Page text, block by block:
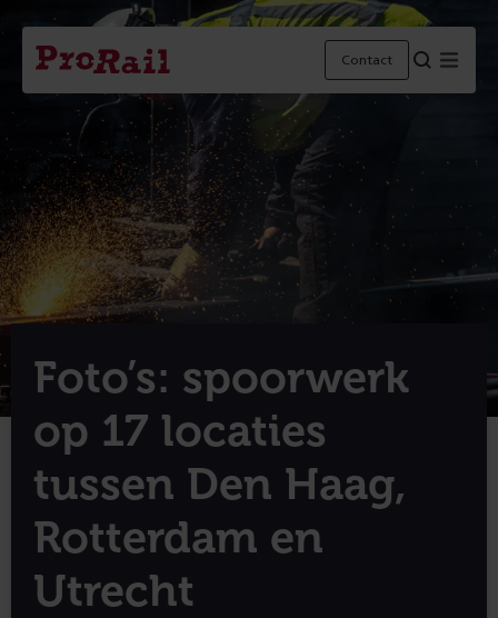
Navigatie
Homepage
ProRail
Contact
Foto’s: spoorwerk
op 17 locaties
tussen Den Haag,
Rotterdam en
Utrecht